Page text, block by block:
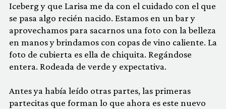
Iceberg y que Larisa me da con el cuidado con el que
se pasa algo recién nacido. Estamos en un bar y
aprovechamos para sacarnos una foto con la belleza
en manos y brindamos con copas de vino caliente. La
foto de cubierta es ella de chiquita. Regándose
entera. Rodeada de verde y expectativa.
Antes ya había leído otras partes, las primeras
partecitas que forman lo que ahora es este nuevo